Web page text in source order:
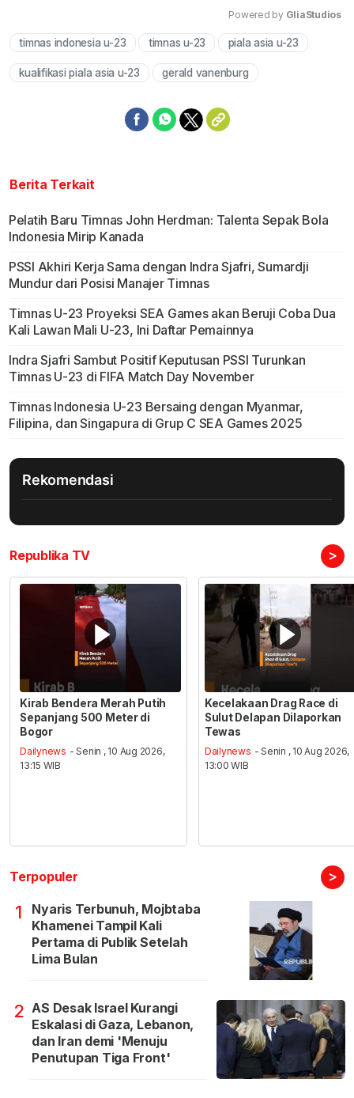
Mute
Powered by GliaStudios
timnas indonesia u-23 timnas u-23 piala asia u-23
kualifikasi piala asia u-23 gerald vanenburg
Berita Terkait
Pelatih Baru Timnas John Herdman: Talenta Sepak Bola
Indonesia Mirip Kanada
PSSI Akhiri Kerja Sama dengan Indra Sjafri, Sumardji
Mundur dari Posisi Manajer Timnas
Timnas U-23 Proyeksi SEA Games akan Beruji Coba Dua
Kali Lawan Mali U-23, Ini Daftar Pemainnya
Indra Sjafri Sambut Positif Keputusan PSSI Turunkan
Timnas U-23 di FIFA Match Day November
Timnas Indonesia U-23 Bersaing dengan Myanmar,
Filipina, dan Singapura di Grup C SEA Games 2025
Rekomendasi
Republika TV >
Kirab Bendera Merah Putih
Sepanjang 500 Meter di
Bogor
Dailynews - Senin , 10 Aug 2026,
13:15 WIB
Kecelakaan Drag Race di
Sulut Delapan Dilaporkan
Tewas
Dailynews - Senin , 10 Aug 2026,
13:00 WIB
Terpopuler >
1
Nyaris Terbunuh, Mojbtaba
Khamenei Tampil Kali
Pertama di Publik Setelah
Lima Bulan
2 AS Desak Israel Kurangi
Eskalasi di Gaza, Lebanon,
dan Iran demi 'Menuju
Penutupan Tiga Front'